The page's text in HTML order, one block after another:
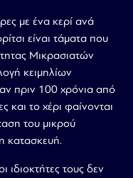
με ένα κερί ανά
είναι τάματα που
Μικρασιατών
κειμηλίων
πριν 100 χρόνια από
και το χέρι φαίνονται
του μικρού
κατασκευή.
ιδιοκτήτες τους δεν